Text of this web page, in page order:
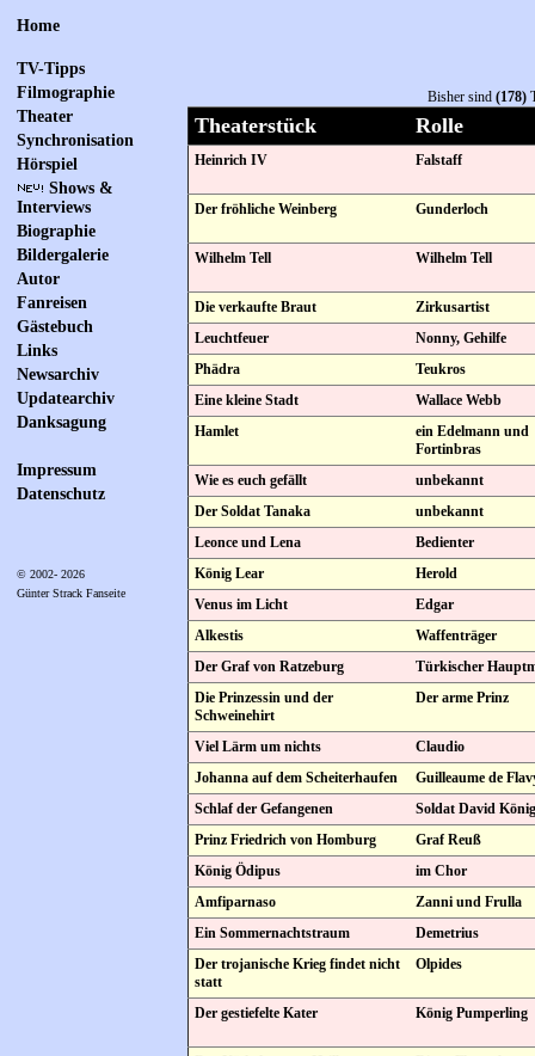
Home
TV-Tipps
Filmographie
Theater
Synchronisation
Hörspiel
Shows &
Interviews
Biographie
Bildergalerie
Autor
Fanreisen
Gästebuch
Links
Newsarchiv
Updatearchiv
Danksagung
Impressum
Datenschutz
© 2002- 2026
Günter Strack Fanseite
Bisher sind (178)
Theaterstück Rolle
Heinrich IV Falstaff
Der fröhliche Weinberg Gunderloch
Wilhelm Tell Wilhelm Tell
Die verkaufte Braut
Zirkusartist
Leuchtfeuer
Nonny, Gehilfe
Phädra
Teukros
Eine kleine Stadt
Wallace Webb
Hamlet
ein Edelmann und
Fortinbras
Wie es euch gefällt
unbekannt
Der Soldat Tanaka
unbekannt
Leonce und Lena
Bedienter
König Lear
Herold
Venus im Licht
Edgar
Alkestis
Waffenträger
Der Graf von Ratzeburg
Türkischer
Die Prinzessin und der
Schweinehirt
Der arme Prinz
Viel Lärm um nichts
Claudio
Johanna auf dem Scheiterhaufen
Guilleaume de
Schlaf der Gefangenen
Soldat David König
Prinz Friedrich von Homburg
Graf Reuß
König Ödipus
im Chor
Amfiparnaso
Zanni und Frulla
Ein Sommernachtstraum
Demetrius
Der trojanische Krieg findet nicht
statt
Olpides
Der gestiefelte Kater König Pumperling